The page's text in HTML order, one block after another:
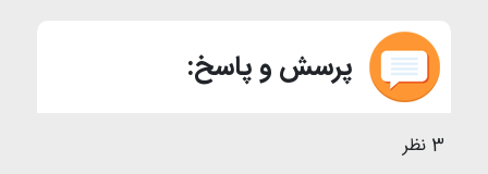
پرسش و پاسخ:
3 نظر